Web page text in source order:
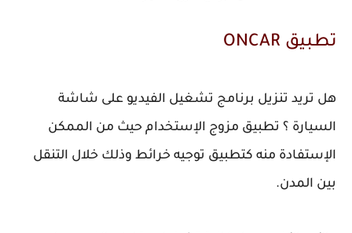
تطبيق ONCAR‏
هل تريد تنزيل برنامج تشغيل الفيديو على شاشة
السيارة ؟ تطبيق مزوج الإستخدام حيث من الممكن
الإستفادة منه كتطبيق توجيه خرائط وذلك خلال التنقل
بين المدن.